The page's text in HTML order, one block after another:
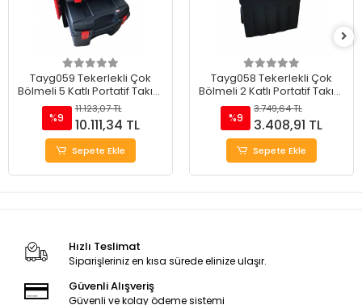
Tayg059 Tekerlekli Çok
Bölmeli 5 Katlı Portatif Takım
Çantası 20"
%9
11.123,07 TL
10.111,34 TL
Sepete Ekle
Tayg058 Tekerlekli Çok
Bölmeli 2 Katlı Portatif Takım
Çantası 18.5"
%9
3.749,64 TL
3.408,91 TL
Sepete Ekle
Hızlı Teslimat
Siparişleriniz en kısa sürede elinize ulaşır.
Güvenli Alışveriş
Güvenli ve kolay ödeme sistemi